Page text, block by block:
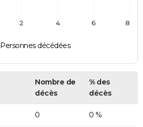
Personnes décédées
2 4 6 8
Nombre de
décès
% des
décès
0 0 %